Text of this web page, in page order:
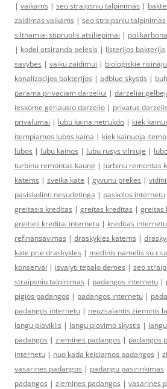
| vaikams | seo straipsniu talpinimas |
zaidimas vaikams | seo straipsniu talpinimas
siltnamiai stipruolis atsiliepimai |
| kodel atsiranda pelesis | listerijos bakterija
savybes | vaiku zaidimui | bioloģiskie
kanalizacijos bakterijos | adblue skystis |
parama privaciam darzeliui | darzeliai
ieskome geriausio darzelio | privatus darzelis
privalumai | lubu kaina netrukdo | kiek
itempiamos lubos kaina | kiek kainuoja
lubos | lubu kainos | lubu rusys vilniuje |
turbinu remontas kaune | turbinu remontas
katems | sveika kate | gyvunu prekes |
pasiskolinti nesudėtinga | paskolos internetu
greitasis kreditas | greitas kreditas | greitas
greitieji kreditai internetu | kreditas internetu
refinansavimas | draskykles katems |
kate prie draskykles | medinis namelis su
konservai | isvalyti tepalo demes | seo
straipsniu talpinimas | padangos internetu |
pigios padangos | padangos internetu |
padangos internetu | neuzsalantis zieminis
langu ploviklis | langu plovimo skystis |
padangos | ziemines padangos | padangos
internetu | nuo kada keiciamos padangos |
vasarines padangos | padangu pasirinkimas
padangos | ziemines padangos | vasarines